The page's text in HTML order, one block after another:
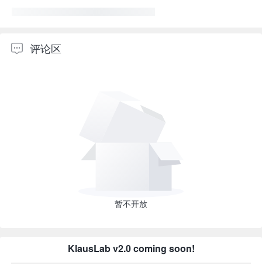
评论区
暂不开放
KlausLab v2.0 coming soon!